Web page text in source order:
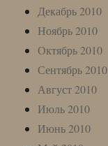
Декабрь 2010
Ноябрь 2010
Октябрь 2010
Сентябрь 2010
Август 2010
Июль 2010
Июнь 2010